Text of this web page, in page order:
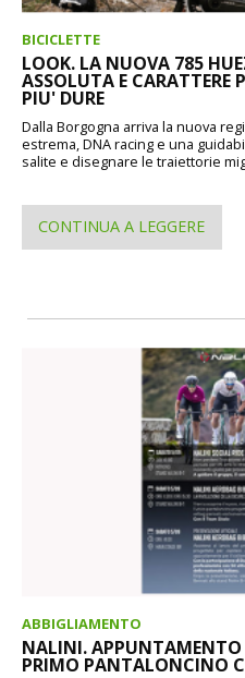
BICICLETTE
LOOK. LA NUOVA 785
ASSOLUTA E CARATTERE
PIU' DURE
Dalla Borgogna arriva la nuova
estrema, DNA racing e una
salite e disegnare le traiettorie
CONTINUA A LEGGERE
ABBIGLIAMENTO
NALINI. APPUNTAMENTO
PRIMO PANTALONCINO